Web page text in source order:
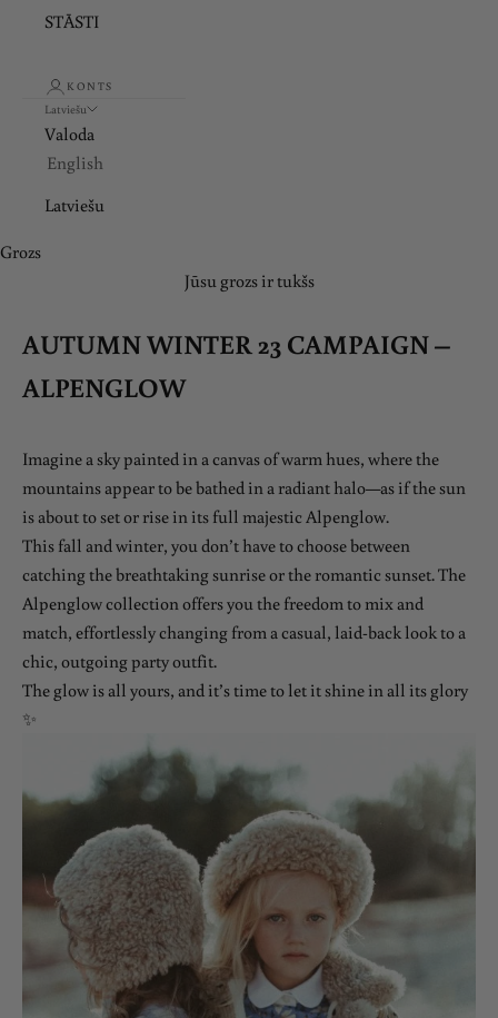
STĀSTI
KONTS
Latviešu
Valoda
English
Latviešu
Grozs
Jūsu grozs ir tukšs
AUTUMN WINTER 23 CAMPAIGN –
ALPENGLOW
Imagine a sky painted in a canvas of warm hues, where the
mountains appear to be bathed in a radiant halo—as if the sun
is about to set or rise in its full majestic Alpenglow.
This fall and winter, you don’t have to choose between
catching the breathtaking sunrise or the romantic sunset. The
Alpenglow collection offers you the freedom to mix and
match, effortlessly changing from a casual, laid-back look to a
chic, outgoing party outfit.
The glow is all yours, and it’s time to let it shine in all its glory
✨